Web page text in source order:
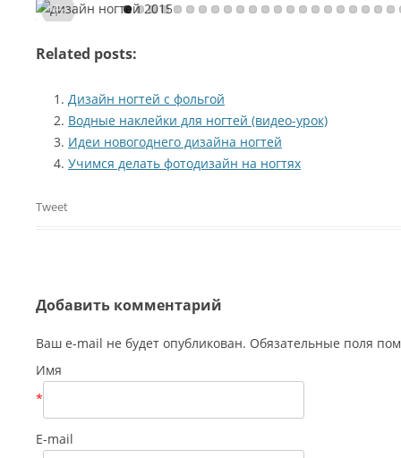
Related posts:
Дизайн ногтей с фольгой
Водные наклейки для ногтей (видео-урок)
Идеи новогоднего дизайна ногтей
Учимся делать фотодизайн на ногтях
Tweet
Добавить комментарий
Ваш e-mail не будет опубликован. Обязательные поля
Имя
*
E-mail